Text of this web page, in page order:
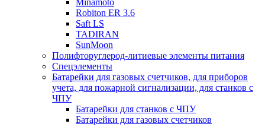
Minamoto
Robiton ER 3.6
Saft LS
TADIRAN
SunMoon
Полифторуглерод-литиевые элементы питания
Спецэлементы
Батарейки для газовых счетчиков, для приборов
учета, для пожарной сигнализации, для станков с
ЧПУ
Батарейки для станков с ЧПУ
Батарейки для газовых счетчиков